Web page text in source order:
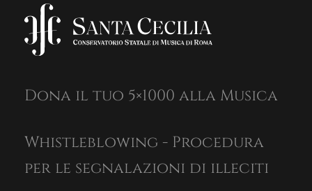
Dona il tuo 5×1000 alla Musica
Whistleblowing - Procedura
per le segnalazioni di illeciti